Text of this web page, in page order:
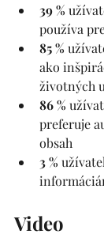
39 %
používa
85 %
ako
životných
86 %
preferuje
obsah
3 %
Video